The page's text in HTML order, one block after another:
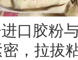
口胶粉
，拉拔